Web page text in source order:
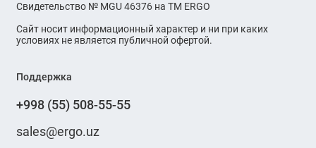
Свидетельство № MGU 46376 на ТМ ERGO
Сайт носит информационный характер и ни при каких
условиях не является публичной офертой.
Поддержка
+998 (55) 508-55-55
sales@ergo.uz